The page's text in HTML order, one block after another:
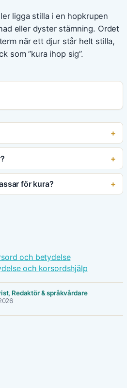
ligga stilla i en hopkrupen
eller dyster stämning. Ordet
när ett djur står helt stilla,
som ”kura ihop sig”.
för kura?
och betydelse
och korsordshjälp
Redaktör & språkvårdare